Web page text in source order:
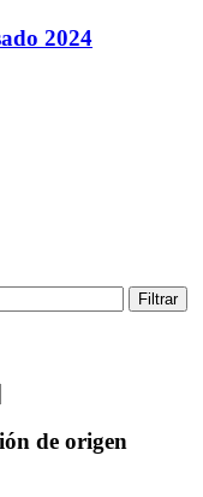
2024
Filtrar
de origen